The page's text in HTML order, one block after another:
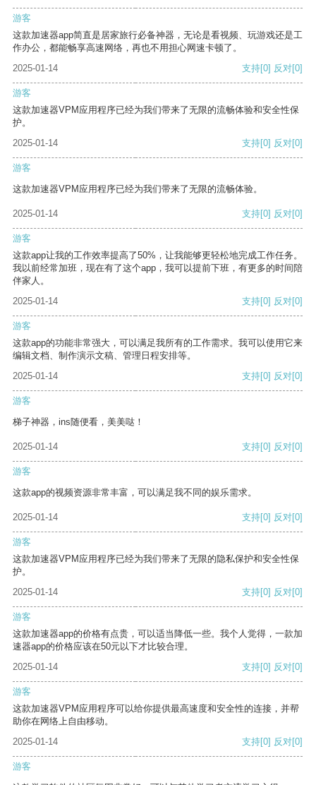
游客
这款加速器app简直是居家旅行必备神器，无论是看视频、玩游戏还是工
作办公，都能畅享高速网络，再也不用担心网速卡顿了。
2025-01-14
支持[0] 反对[0]
游客
这款加速器VPM应用程序已经为我们带来了无限的流畅体验和安全性保
护。
2025-01-14
支持[0] 反对[0]
游客
这款加速器VPM应用程序已经为我们带来了无限的流畅体验。
2025-01-14 支持[0] 反对[0]
游客
这款app让我的工作效率提高了50%，让我能够更轻松地完成工作任务。
我以前经常加班，现在有了这个app，我可以提前下班，有更多的时间陪
伴家人。
2025-01-14
支持[0] 反对[0]
游客
这款app的功能非常强大，可以满足我所有的工作需求。我可以使用它来
编辑文档、制作演示文稿、管理日程安排等。
2025-01-14
支持[0] 反对[0]
游客
梯子神器，ins随便看，美美哒！
2025-01-14 支持[0] 反对[0]
游客
这款app的视频资源非常丰富，可以满足我不同的娱乐需求。
2025-01-14 支持[0] 反对[0]
游客
这款加速器VPM应用程序已经为我们带来了无限的隐私保护和安全性保
护。
2025-01-14
支持[0] 反对[0]
游客
这款加速器app的价格有点贵，可以适当降低一些。我个人觉得，一款加
速器app的价格应该在50元以下才比较合理。
2025-01-14
支持[0] 反对[0]
游客
这款加速器VPM应用程序可以给你提供最高速度和安全性的连接，并帮
助你在网络上自由移动。
2025-01-14
支持[0] 反对[0]
游客